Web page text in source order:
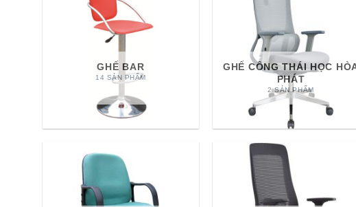
GHẾ BAR
14 SẢN PHẨM
GHẾ CÔNG THÁI HỌC
PHÁT
2 SẢN PHẨM